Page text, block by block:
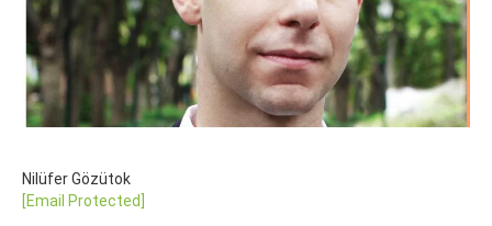
Nilüfer Gözütok
[email Protected]